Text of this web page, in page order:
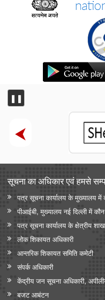
❚❚
सूचना का अधिकार एवं हमसे
पत्र सूचना कार्यालय के मुख्यालय में
पीआईबी, मुख्यालय नई दिल्ली में
पत्र सूचना कार्यालय के क्षेत्रीय
लोक शिकायत अधिकारी
आन्‍तरिक शिकायत समिति कमेटी
संपर्क अधिकारी
केंद्रीय जन सूचना अधिकारी,
बजट आबंटन